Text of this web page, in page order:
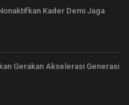
Kader Demi Jaga
Gerakan Akselerasi Generasi